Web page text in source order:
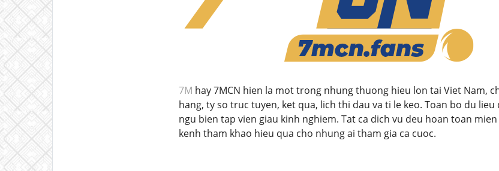
7M hay 7MCN hien la mot trong nhung thuong hieu lon tai Viet Nam,
hang, ty so truc tuyen, ket qua, lich thi dau va ti le keo. Toan bo du
ngu bien tap vien giau kinh nghiem. Tat ca dich vu deu hoan toan
kenh tham khao hieu qua cho nhung ai tham gia ca cuoc.